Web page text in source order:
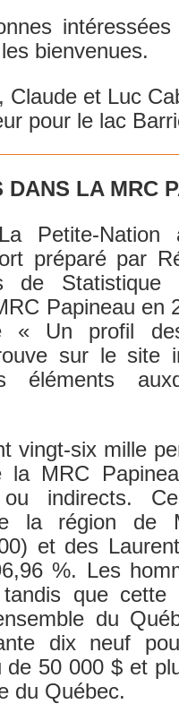
bienvenues.
Claude et Luc
pour le lac
DANS LA MRC
Petite-
préparé par
de Statistique
Papineau en
« Un profil
sur le site
éléments
vingt-six mille
la MRC
indirects.
la région de
et des
%. Les
que cette
du
dix neuf
de 50 000 $ et
du Québec.